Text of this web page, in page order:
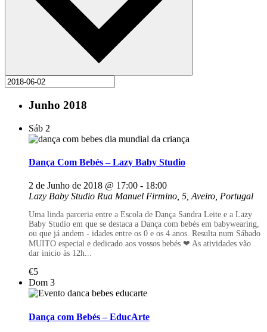
Junho 2018
Sáb 2
Dança Com Bebés – Lazy Baby Studio
2 de Junho de 2018 @ 17:00 - 18:00
Lazy Baby Studio Rua Manuel Firmino, 5, Aveiro, Portugal
Uma linda parceria entre a Escola de Dança Sandra Leite e a Lazy
Baby Studio em que se destaca a Dança com bebés em babywearing,
ou que já andem - idades entre os 0 e os 4 anos. Resulta num Sábado
MUITO especial e dedicado aos vossos bebés ❤ As atividades vão
dar inicio às 12h...
€5
Dom 3
Dança com Bebés – EducArte